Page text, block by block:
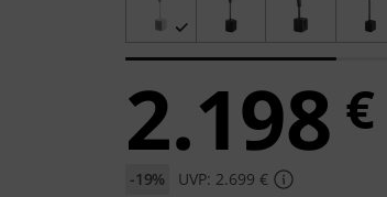
2.198 €
-19% UVP: 2.699 €